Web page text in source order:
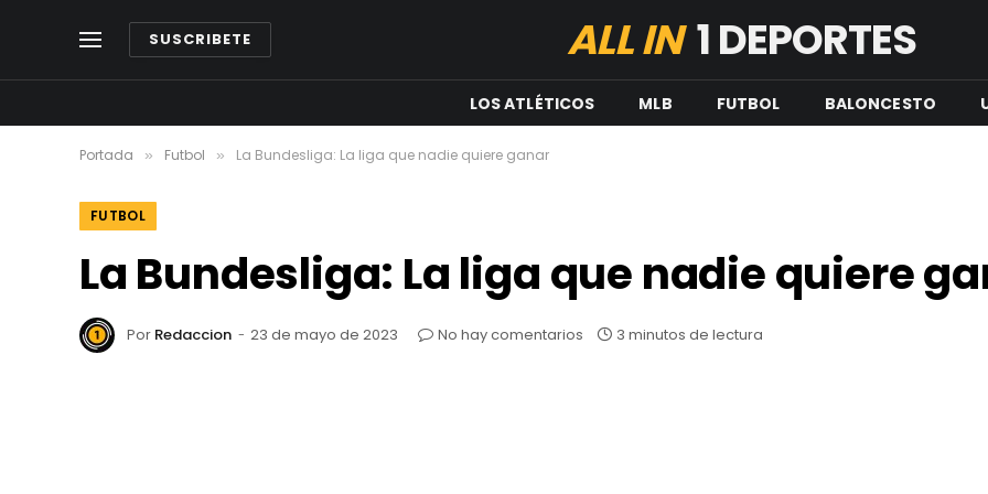
SUSCRIBETE ALL IN1 DEPORTES
LOS ATLÉTICOS MLB FUTBOL BALONCESTO
Portada » Futbol » La Bundesliga: La liga que nadie quiere ganar
FUTBOL
La Bundesliga: La liga que nadie quiere
Por Redaccion 23 de mayo de 2023 No hay comentarios 3 minutos de lectura